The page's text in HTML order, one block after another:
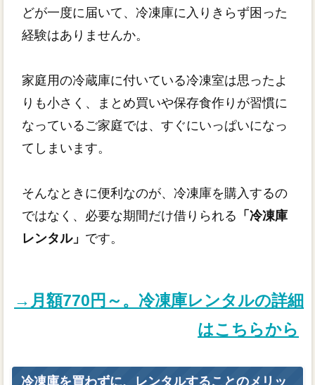
どが一度に届いて、冷凍庫に入りきらず困った
経験はありませんか。
家庭用の冷蔵庫に付いている冷凍室は思ったよ
りも小さく、まとめ買いや保存食作りが習慣に
なっているご家庭では、すぐにいっぱいになっ
てしまいます。
そんなときに便利なのが、冷凍庫を購入するの
ではなく、必要な期間だけ借りられる 「冷凍庫
レンタル」 です。
→月額770円～。冷凍庫レンタルの詳細
はこちらから
冷凍庫を買わずに、レンタルすることのメリッ